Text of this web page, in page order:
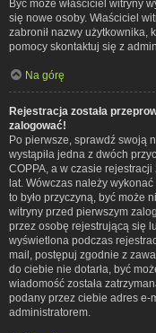
Być może właściciel witryny
się nowe osoby. Właściciel
zabronił nazwy użytkownika,
pomocy skontaktuj się z
Na górę
Rejestracja została
zalogować!
Po pierwsze, sprawdź swoją
wystąpiła jedna z dwóch
COPPA, a w czasie
lat. Wówczas należy
to było przyczyną, być może
witryny przed pierwszym
przez osobę rejestrującą się
wyświetlona podczas
mail, postępuj zgodnie z
do ciebie nie dotarła, być
wiadomość została
podany przez ciebie adres e-
administratorem.